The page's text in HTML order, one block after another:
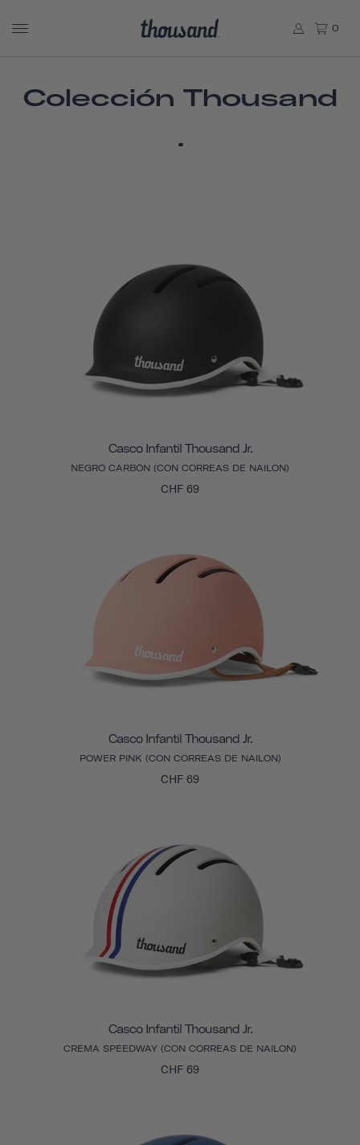
0
Colección Thousand
.
Casco Infantil Thousand Jr.
NEGRO CARBÓN (CON CORREAS DE NAILON)
CHF 69
Casco Infantil Thousand Jr.
POWER PINK (CON CORREAS DE NAILON)
CHF 69
Casco Infantil Thousand Jr.
CREMA SPEEDWAY (CON CORREAS DE NAILON)
CHF 69